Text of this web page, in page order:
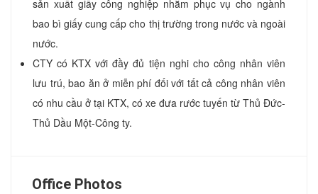
sản xuất giấy công nghiệp nhằm phục vụ cho ngành
bao bì giấy cung cấp cho thị trường trong nước và ngoài
nước.
CTY có KTX với đầy đủ tiện nghi cho công nhân viên
lưu trú, bao ăn ở miễn phí đối với tất cả công nhân viên
có nhu cầu ở tại KTX, có xe đưa rước tuyến từ Thủ Đức-
Thủ Dầu Một-Công ty.
Office Photos